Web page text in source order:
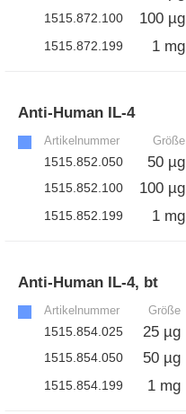
1515.872.100 100 µg
1515.872.199 1 mg
Anti-Human IL-4
Artikelnummer Größe
1515.852.050 50 µg
1515.852.100 100 µg
1515.852.199 1 mg
Anti-Human IL-4, bt
Artikelnummer Größe
1515.854.025 25 µg
1515.854.050 50 µg
1515.854.199 1 mg